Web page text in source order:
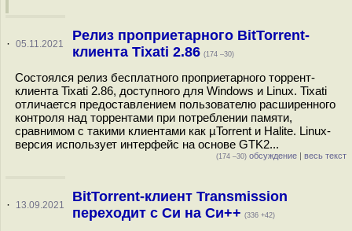
· 05.11.2021
Релиз проприетарного BitTorrent-
клиента Tixati 2.86 (174 –30)
Состоялся релиз бесплатного проприетарного торрент-
клиента Tixati 2.86, доступного для Windows и Linux. Tixati
отличается предоставлением пользователю расширенного
контроля над торрентами при потреблении памяти,
сравнимом с такими клиентами как µTorrent и Halite. Linux-
версия использует интерфейс на основе GTK2...
(174 –30) обсуждение | весь текст
· 13.09.2021
BitTorrent-клиент Transmission
переходит с Си на Си++ (336 +42)